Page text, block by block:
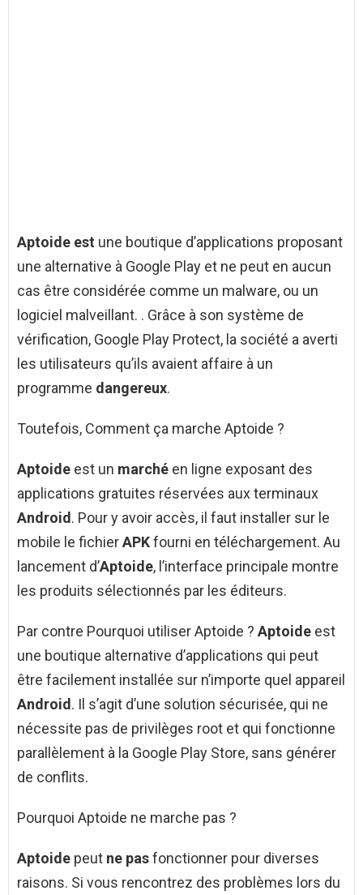
Aptoide est une boutique d’applications proposant
une alternative à Google Play et ne peut en aucun
cas être considérée comme un malware, ou un
logiciel malveillant. . Grâce à son système de
vérification, Google Play Protect, la société a averti
les utilisateurs qu’ils avaient affaire à un
programme dangereux.
Toutefois, Comment ça marche Aptoide ?
Aptoide est un marché en ligne exposant des
applications gratuites réservées aux terminaux
Android. Pour y avoir accès, il faut installer sur le
mobile le fichierAPKfourni en téléchargement. Au
lancement d’Aptoide, l’interface principale montre
les produits sélectionnés par les éditeurs.
Par contre Pourquoi utiliser Aptoide ? Aptoide est
une boutique alternative d’applications qui peut
être facilement installée sur n’importe quel appareil
Android. Il s’agit d’une solution sécurisée, qui ne
nécessite pas de privilèges root et qui fonctionne
parallèlement à la Google Play Store, sans générer
de conflits.
Pourquoi Aptoide ne marche pas ?
Aptoide peut ne pasfonctionner pour diverses
raisons. Si vous rencontrez des problèmes lors du